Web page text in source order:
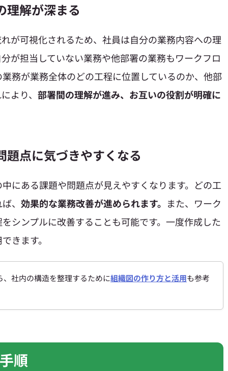
理解が深まる
が可視化されるため、社員は自分の業務内容への理
が担当していない業務や他部署の業務もワークフロ
務が業務全体のどの工程に位置しているのか、他部
より、 部署間の理解が進み、お互いの役割が明確に
点に気づきやすくなる
にある課題や問題点が見えやすくなります。どの工
、 効果的な業務改善が進められます。 また、ワーク
シンプルに改善することも可能です。一度作成した
きます。
社内の構造を整理するために組織図の作り方と活用も参考
順